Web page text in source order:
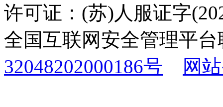
许可证：(苏)人服证字
全国互联网安全管理平
32048202000186号
网